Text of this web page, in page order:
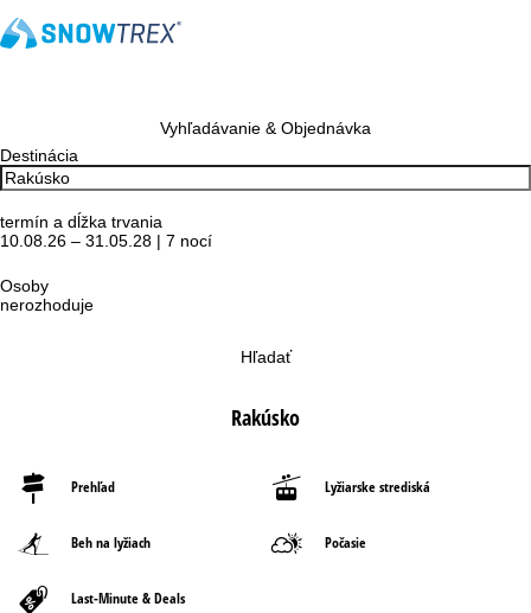
Vyhľadávanie & Objednávka
Destinácia
termín a dĺžka trvania
10.08.26 – 31.05.28 | 7 nocí
Osoby
nerozhoduje
Hľadať
Rakúsko
Prehľad Lyžiarske strediská
Beh na lyžiach Počasie
Last-Minute & Deals